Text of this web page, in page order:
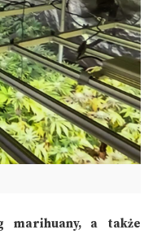
marihuany, a także